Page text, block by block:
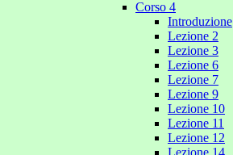
Corso 4
Introduzione
Lezione 2
Lezione 3
Lezione 6
Lezione 7
Lezione 9
Lezione 10
Lezione 11
Lezione 12
Lezione 14